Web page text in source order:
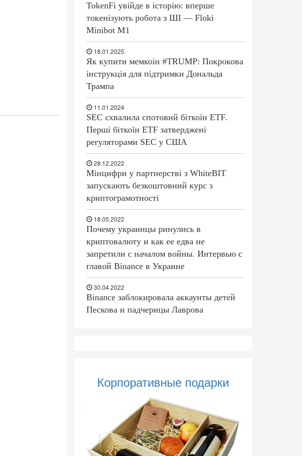
TokenFi увійде в історію: вперше
токенізують робота з ШІ — Floki
Minibot M1
18.01.2025
Як купити мемкоін #TRUMP: Покрокова
інструкція для підтримки Дональда
Трампа
11.01.2024
SEC схвалила спотовий біткоїн ETF.
Перші біткоїн ETF затверджені
регуляторами SEC у США
28.12.2022
Мінцифри у партнерстві з WhiteBIT
запускають безкоштовний курс з
криптограмотності
18.05.2022
Почему украинцы ринулись в
криптовалюту и как ее едва не
запретили с началом войны. Интервью с
главой Binance в Украине
30.04.2022
Binance заблокировала аккаунты детей
Пескова и падчерицы Лаврова
Корпоративные подарки